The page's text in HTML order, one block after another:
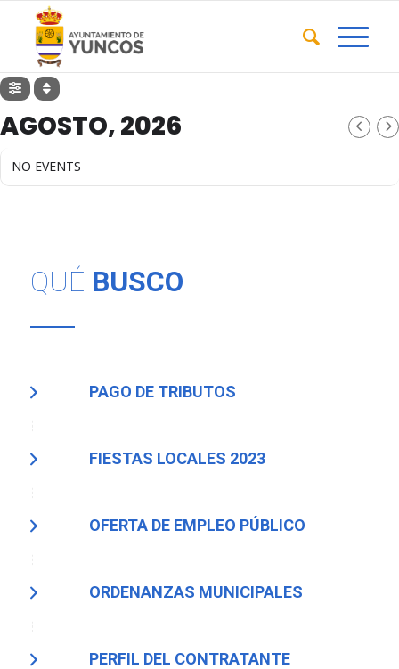
AGOSTO, 2026
NO EVENTS
QUÉ BUSCO
PAGO DE TRIBUTOS
FIESTAS LOCALES 2023
OFERTA DE EMPLEO PÚBLICO
ORDENANZAS MUNICIPALES
PERFIL DEL CONTRATANTE